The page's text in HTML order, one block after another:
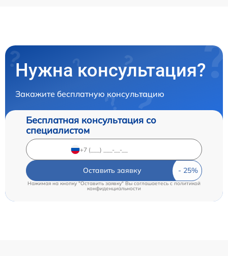
Нужна консультация?
Закажите бесплатную консультацию
Бесплатная консультация со
специалистом
Оставить заявку
Нажимая на кнопку "Оставить заявку" Вы соглашаетесь c политикой
конфиденциальности